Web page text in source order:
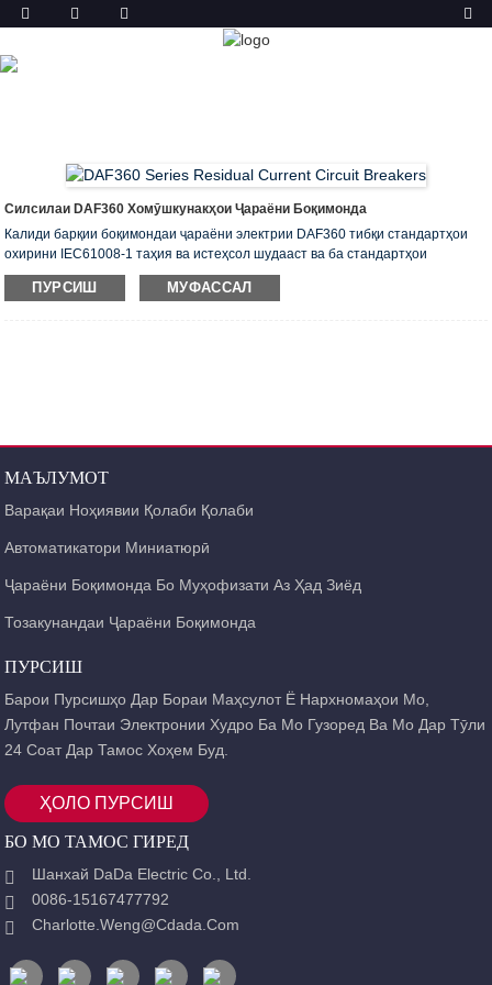
МАҲСУЛОТ
Силсилаи DAF360 Хомӯшкунакҳои Ҷараёни Боқимонда
Калиди барқии боқимондаи ҷараёни электрии DAF360 тибқи стандартҳои
охирини IEC61008-1 таҳия ва истеҳсол шудааст ва ба стандартҳои
EN50022 барои гузаришҳои модулӣ мувофиқат мекунад. Онҳо метавонанд
барои бор кардани релсҳои роҳнамои стандартӣ бо сохторҳои симметрии
ПУРСИШ МУФАССАЛ
МАЪЛУМОТ
Варақаи Ноҳиявии Қолаби Қолаби
Автоматикатори Миниатюрӣ
Ҷараёни Боқимонда Бо Муҳофизати Аз Ҳад Зиёд
Тозакунандаи Ҷараёни Боқимонда
ПУРСИШ
Барои Пурсишҳо Дар Бораи Маҳсулот Ё Нархномаҳои Мо,
Лутфан Почтаи Электронии Худро Ба Мо Гузоред Ва Мо Дар Тӯли
24 Соат Дар Тамос Хоҳем Буд.
ҲОЛО ПУРСИШ
БО МО ТАМОС ГИРЕД
Шанхай DaDa Electric Co., Ltd.
0086-15167477792
Charlotte.weng@cdada.com